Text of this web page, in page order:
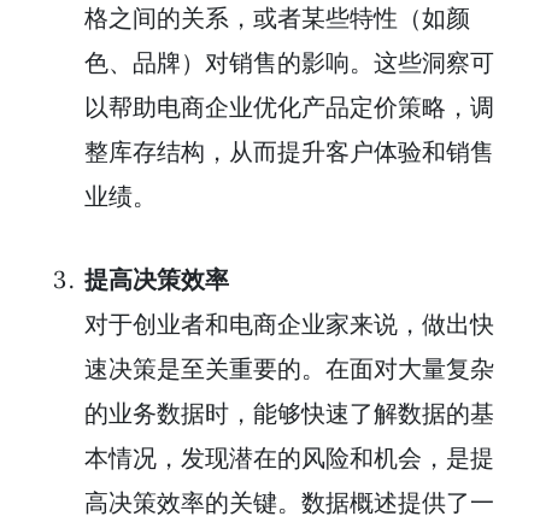
格之间的关系，或者某些特性（如颜
色、品牌）对销售的影响。这些洞察可
以帮助电商企业优化产品定价策略，调
整库存结构，从而提升客户体验和销售
业绩。
提高决策效率
对于创业者和电商企业家来说，做出快
速决策是至关重要的。在面对大量复杂
的业务数据时，能够快速了解数据的基
本情况，发现潜在的风险和机会，是提
高决策效率的关键。数据概述提供了一